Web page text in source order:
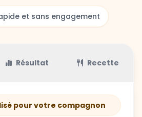
et sans engagement
Résultat Recette
pour votre compagnon